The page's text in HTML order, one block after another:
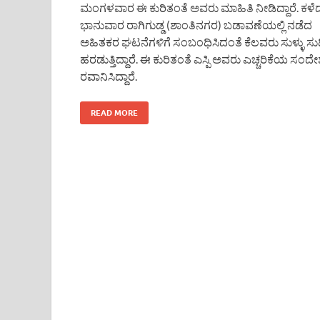
ಮಂಗಳವಾರ ಈ ಕುರಿತಂತೆ ಅವರು ಮಾಹಿತಿ ನೀಡಿದ್ದಾರೆ.
ಭಾನುವಾರ ರಾಗಿಗುಡ್ಡ (ಶಾಂತಿನಗರ) ಬಡಾವಣೆಯಲ್ಲಿ ನಡೆದ
ಅಹಿತಕರ ಘಟನೆಗಳಿಗೆ ಸಂಬಂಧಿಸಿದಂತೆ ಕೆಲವರು ಸುಳ್ಳು
ಹರಡುತ್ತಿದ್ದಾರೆ. ಈ ಕುರಿತಂತೆ ಎಸ್ಪಿ ಅವರು ಎಚ್ಚರಿಕೆಯ
ರವಾನಿಸಿದ್ದಾರೆ.
READ MORE